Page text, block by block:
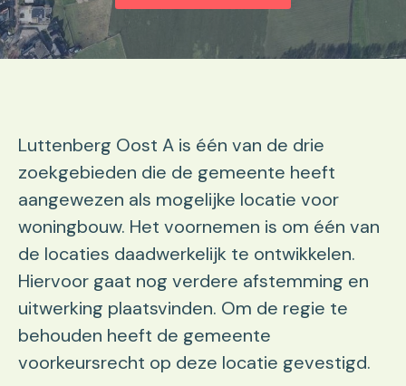
Luttenberg Oost A is één van de drie
zoekgebieden die de gemeente heeft
aangewezen als mogelijke locatie voor
woningbouw. Het voornemen is om één van
de locaties daadwerkelijk te ontwikkelen.
Hiervoor gaat nog verdere afstemming en
uitwerking plaatsvinden. Om de regie te
behouden heeft de gemeente
voorkeursrecht op deze locatie gevestigd.